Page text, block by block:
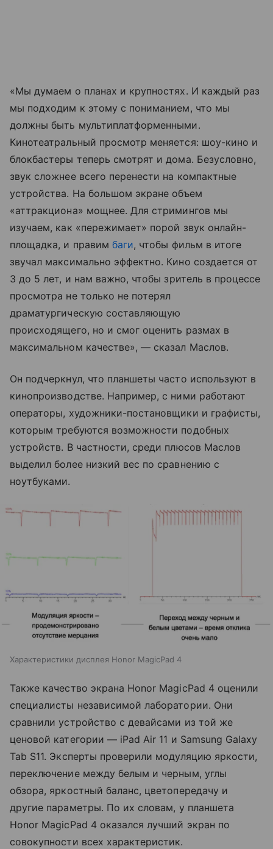
«Мы думаем о планах и крупностях. И каждый раз
мы подходим к этому с пониманием, что мы
должны быть мультиплатформенными.
Кинотеатральный просмотр меняется: шоу-кино и
блокбастеры теперь смотрят и дома. Безусловно,
звук сложнее всего перенести на компактные
устройства. На большом экране объем
«аттракциона» мощнее. Для стримингов мы
изучаем, как «пережимает» порой звук онлайн-
площадка, и правим баги, чтобы фильм в итоге
звучал максимально эффектно. Кино создается от
3 до 5 лет, и нам важно, чтобы зритель в процессе
просмотра не только не потерял
драматургическую составляющую
происходящего, но и смог оценить размах в
максимальном качестве», — сказал Маслов.
Он подчеркнул, что планшеты часто используют в
кинопроизводстве. Например, с ними работают
операторы, художники-постановщики и графисты,
которым требуются возможности подобных
устройств. В частности, среди плюсов Маслов
выделил более низкий вес по сравнению с
ноутбуками.
Характеристики дисплея Honor MagicPad 4
Также качество экрана Honor MagicPad 4 оценили
специалисты независимой лаборатории. Они
сравнили устройство с девайсами из той же
ценовой категории — iPad Air 11 и Samsung Galaxy
Tab S11. Эксперты проверили модуляцию яркости,
переключение между белым и черным, углы
обзора, яркостный баланс, цветопередачу и
другие параметры. По их словам, у планшета
Honor MagicPad 4 оказался лучший экран по
совокупности всех характеристик.